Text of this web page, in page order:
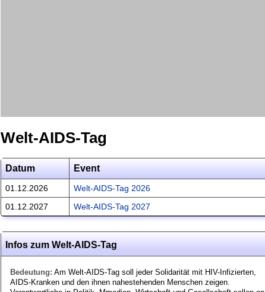
Welt-AIDS-Tag
Datum Event
01.12.2026 Welt-AIDS-Tag 2026
01.12.2027
Welt-AIDS-Tag 2027
Infos zum Welt-AIDS-Tag
Bedeutung: Am Welt-AIDS-Tag soll jeder Solidarität mit HIV-Infizierten,
AIDS-Kranken und den ihnen nahestehenden Menschen zeigen.